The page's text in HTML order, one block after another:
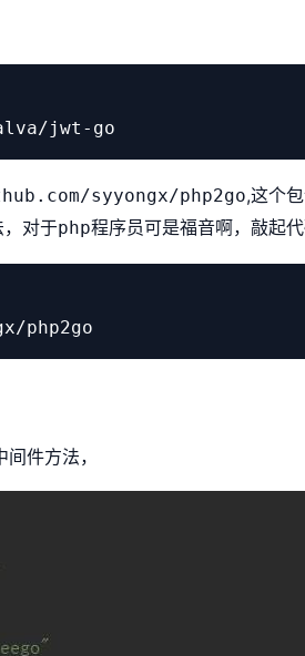
syyongx/php2go,这个
，对于php程序员可是福音啊，敲起代
件方法，